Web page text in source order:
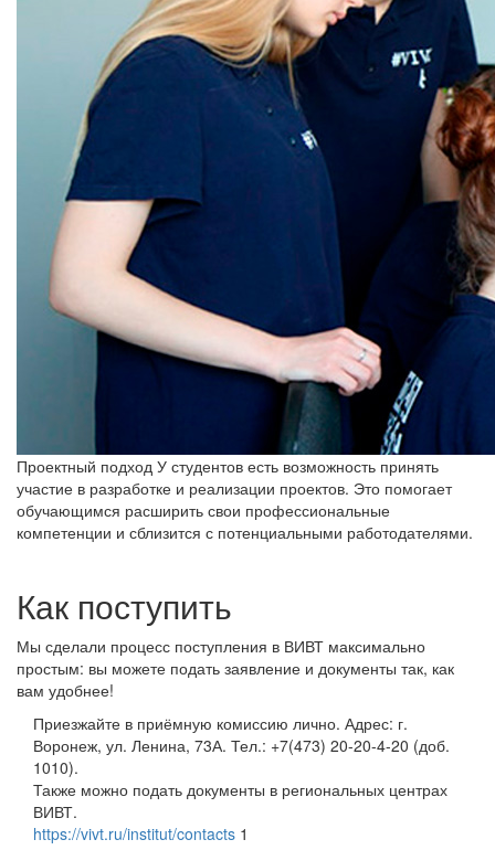
Проектный подход У студентов есть возможность принять
участие в разработке и реализации проектов. Это помогает
обучающимся расширить свои профессиональные
компетенции и сблизится с потенциальными работодателями.
Как поступить
Мы сделали процесс поступления в ВИВТ максимально
простым: вы можете подать заявление и документы так, как
вам удобнее!
Приезжайте в приёмную комиссию лично. Адрес: г.
Воронеж, ул. Ленина, 73А. Тел.: +7(473) 20-20-4-20 (доб.
1010).
Также можно подать документы в региональных центрах
ВИВТ.
https://vivt.ru/institut/contacts 1